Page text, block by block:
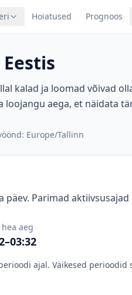
Hoiatused Prognoos
kalad ja loomad võivad
aega, et näidata
Europe/Tallinn
Parimad aktiivsusajad
aeg
ajal. Väikesed